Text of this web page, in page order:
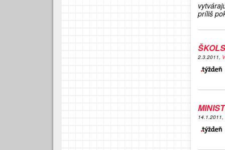
príliš
2.3.2011,
14.1.2011,